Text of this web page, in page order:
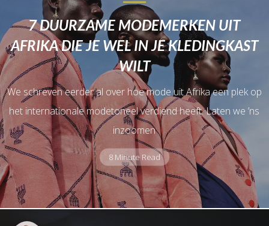
7 DUURZAME MODEMERKEN UIT
AFRIKA DIE JE WEL IN JE KLEDINGKAST
WILT
We schreven eerder al over hoe mode uit Afrika een plek op
het internationale modetoneel verdiend heeft. Laten we ’ns
inzoomen
8 Minute Read